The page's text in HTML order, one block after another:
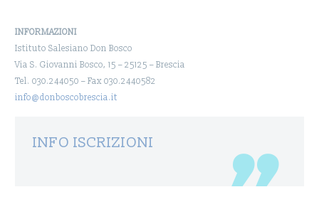
INFORMAZIONI
Istituto Salesiano Don Bosco
Via S. Giovanni Bosco, 15 – 25125 – Brescia
Tel. 030.244050 – Fax 030.2440582
info@donboscobrescia.it
INFO ISCRIZIONI